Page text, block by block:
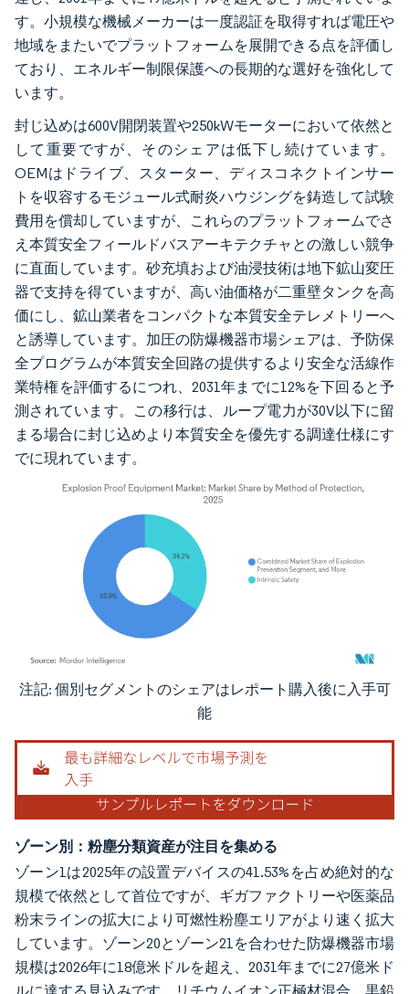
す。小規模な機械メーカーは一度認証を取得すれば電圧や
地域をまたいでプラットフォームを展開できる点を評価し
ており、エネルギー制限保護への長期的な選好を強化して
います。
封じ込めは600V開閉装置や250kWモーターにおいて依然と
して重要ですが、そのシェアは低下し続けています。
OEMはドライブ、スターター、ディスコネクトインサー
トを収容するモジュール式耐炎ハウジングを鋳造して試験
費用を償却していますが、これらのプラットフォームでさ
え本質安全フィールドバスアーキテクチャとの激しい競争
に直面しています。砂充填および油浸技術は地下鉱山変圧
器で支持を得ていますが、高い油価格が二重壁タンクを高
価にし、鉱山業者をコンパクトな本質安全テレメトリーへ
と誘導しています。加圧の防爆機器市場シェアは、予防保
全プログラムが本質安全回路の提供するより安全な活線作
業特権を評価するにつれ、2031年までに12%を下回ると予
測されています。この移行は、ループ電力が30V以下に留
まる場合に封じ込めより本質安全を優先する調達仕様にす
でに現れています。
画像 © Mordor Intelligence。再利用にはCC BY 4.0の表示が必要です。
注記: 個別セグメントのシェアはレポート購入後に入手可
能
ゾーン別：粉塵分類資産が注目を集める
ゾーン1は2025年の設置デバイスの41.53%を占め絶対的な
規模で依然として首位ですが、ギガファクトリーや医薬品
粉末ラインの拡大により可燃性粉塵エリアがより速く拡大
しています。ゾーン20とゾーン21を合わせた防爆機器市場
規模は2026年に18億米ドルを超え、2031年までに27億米ド